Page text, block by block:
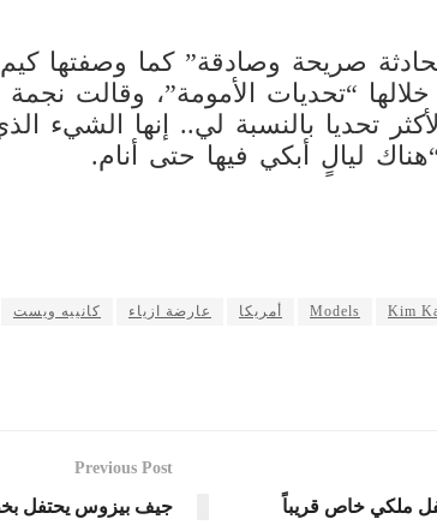
صريحة وصادقة” كما وصفتها
“تحديات الأمومة”، وقالت نجمة
تحديا بالنسبة لي.. إنها الشيء
ليالٍ أبكي فيها حتى أنام.
Kim
Models أمريكا عارضة ازياء كانييه ويست
Previous Post
جيف بيزوس يحتفل ملكي خاص قريباً